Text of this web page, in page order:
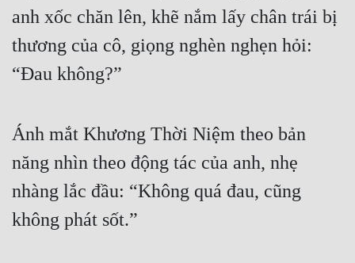
anh xốc chăn lên, khẽ nắm lấy chân trái bị
thương của cô, giọng nghèn nghẹn hỏi:
“Đau không?”
Ánh mắt Khương Thời Niệm theo bản
năng nhìn theo động tác của anh, nhẹ
nhàng lắc đầu: “Không quá đau, cũng
không phát sốt.”